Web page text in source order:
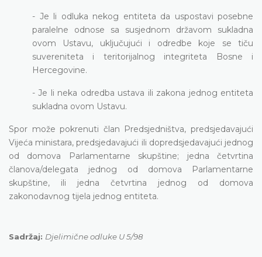
- Je li odluka nekog entiteta da uspostavi posebne
paralelne odnose sa susjednom državom sukladna
ovom Ustavu, uključujući i odredbe koje se tiču
suvereniteta i teritorijalnog integriteta Bosne i
Hercegovine.
- Je li neka odredba ustava ili zakona jednog entiteta
sukladna ovom Ustavu.
Spor može pokrenuti član Predsjedništva, predsjedavajući
Vijeća ministara, predsjedavajući ili dopredsjedavajući jednog
od domova Parlamentarne skupštine; jedna četvrtina
članova/delegata jednog od domova Parlamentarne
skupštine, ili jedna četvrtina jednog od domova
zakonodavnog tijela jednog entiteta.
Sadržaj: Djelimične odluke U 5/98